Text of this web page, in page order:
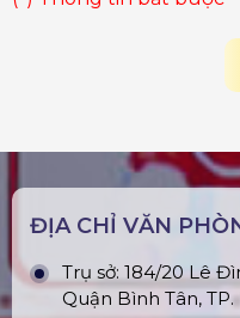
ĐỊA CHỈ VĂN
Trụ sở: 184/20 Lê
Quận Bình Tân, TP.